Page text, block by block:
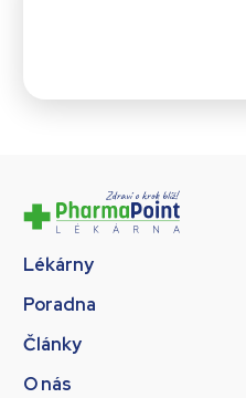
Lékárny
Poradna
Články
O nás